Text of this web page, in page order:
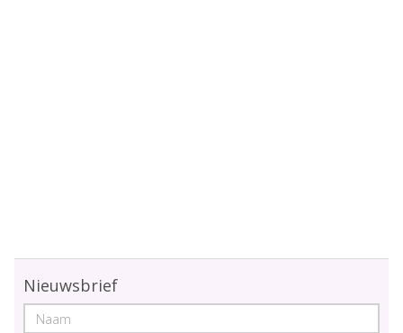
Nieuwsbrief